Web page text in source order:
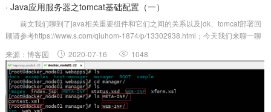
· Java应用服务器之tomcat基础配置（一）
前文我们聊到了java相关重要组件和它们之间的关系以及jdk、tomcat部署回
顾请参考https://www.s.com/qiuhom-1874/p/13302938.html；今天我们来聊一聊
server.xml.....
来源：博客园 2020-07-16 1048